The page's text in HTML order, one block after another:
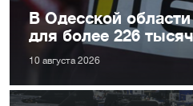
В Одесской
для более 226
10 августа 2026